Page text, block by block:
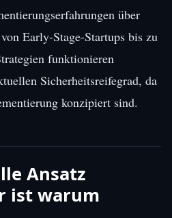
über
Early-Stage-Startups bis zu
funktionieren
Sicherheitsreifegrad, da
konzipiert sind.
Ansatz
ist warum